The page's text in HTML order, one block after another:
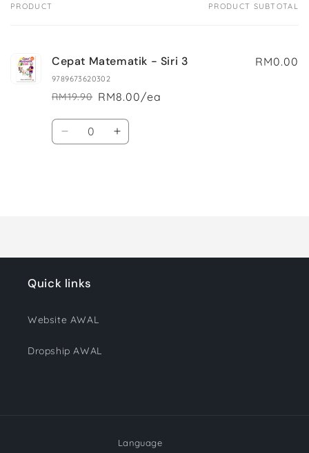
Your
PRODUCT PRODUCT SUBTOTAL
Cepat Matematik - Siri 3
9789673620302
Regular
price
RM19.90
Sale
price
RM8.00/ea
RM0.00
Quantity
Decrease Increase
Quick links
Website AWAL
Dropship AWAL
Language